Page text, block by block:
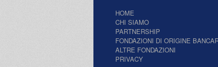
HOME
CHI SIAMO
PARTNERSHIP
FONDAZIONI DI ORIGINE
ALTRE FONDAZIONI
PRIVACY